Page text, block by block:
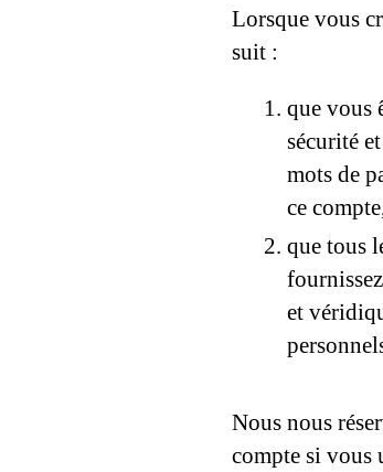
Lorsque vous
suit :
que vous
sécurité
mots de
ce
que tous
et
Nous nous
compte si vous